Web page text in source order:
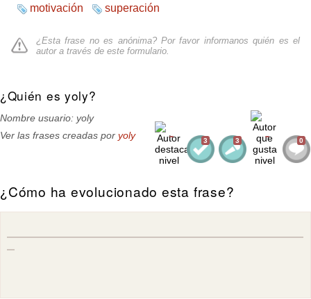
motivación superación
¿Esta frase no es anónima? Por favor informanos quién es el
autor a través de este formulario
¿Quién es yoly?
3 3 0
Nombre usuario: yoly
Ver las frases creadas por yoly
¿Cómo ha evolucionado esta frase?